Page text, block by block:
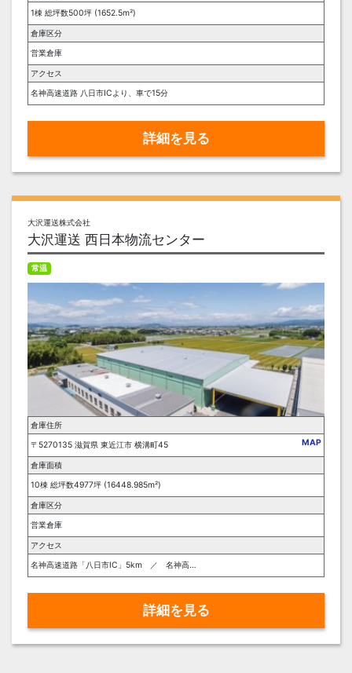
1棟 総坪数500坪 (1652.5m²)
倉庫区分
営業倉庫
アクセス
名神高速道路 八日市ICより、車で15分
詳細を見る
大沢運送株式会社
大沢運送 西日本物流センター
常温
倉庫住所
〒5270135 滋賀県 東近江市 横溝町45
MAP
倉庫面積
10棟 総坪数4977坪 (16448.985m²)
倉庫区分
営業倉庫
アクセス
名神高速道路「八日市IC」5km ／ 名神高速道路「湖東三山スマートIC」5km ／ 近江鉄道八日市線「八日市駅」から6km
詳細を見る